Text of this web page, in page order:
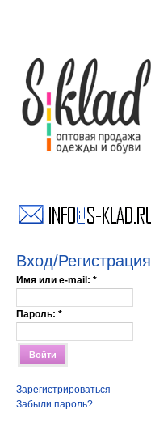
Вход/Регистрация
Имя или e-mail: *
Пароль: *
Зарегистрироваться
Забыли пароль?